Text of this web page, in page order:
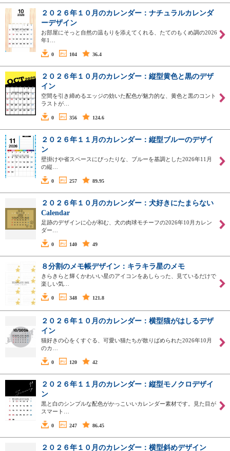
２０２６年１０月のカレンダー：ナチュラルカレンダ
ーデザイン
お部屋にそっと自然の温もりを添えてくれる、たてのもくめ調の2026
年1…
0 104 36.4
２０２６年１０月のカレンダー：縦型黄色と黒のデザ
イン
空間を引き締めるエッジの効いた配色が魅力的な、黄色と黒のコント
ラストが…
0 356 124.6
２０２６年１１月のカレンダー：縦型ブルーのデザイ
ン
壁掛けや省スペースにぴったりな、ブルーを基調とした2026年11月
の縦…
0 257 89.95
２０２６年１０月のカレンダー：犬好きにたまらない
Calendar
足跡のデザインに心が和む、犬の肉球モチーフの2026年10月カレン
ダー…
0 140 49
８分割のメモ帳デザイン：キラキラ星のメモ
きらきらと輝くかわいい星のアイコンをあしらった、見ているだけで
楽しい気…
0 348 121.8
２０２６年１０月のカレンダー：横型猫がはしるデザ
イン
猫好きの心をくすぐる、可愛い猫たちが散りばめられた2026年10月
のカ…
0 120 42
２０２６年１１月のカレンダー：縦型モノクロデザイ
ン
黒と白のシンプルな配色がかっこいいカレンダー素材です。見た目が
スマート…
0 247 86.45
２０２６年１０月のカレンダー：横型斜めデザイン